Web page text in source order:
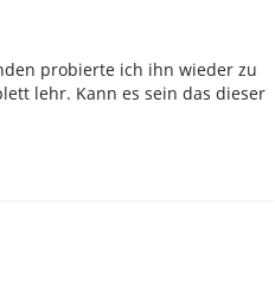
probierte ich ihn wieder zu
lehr. Kann es sein das dieser